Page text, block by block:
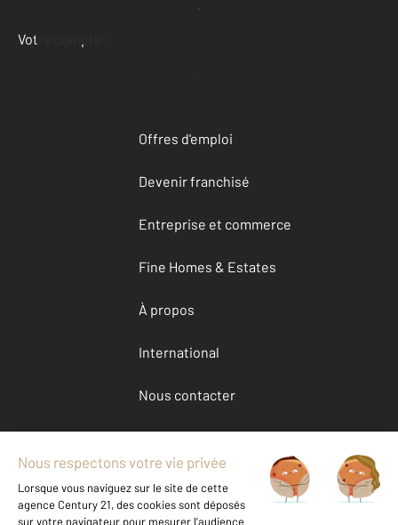
Demander une estimation
Votre compte :
Accéder à mon compte
Offres d'emploi
Devenir franchisé
Entreprise et commerce
Fine Homes & Estates
À propos
International
Nous contacter
Mentions légales & CGU et Barèmes d'honoraires
Données personnelles